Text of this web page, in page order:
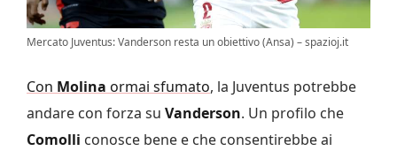
Mercato Juventus: Vanderson resta un obiettivo (Ansa) – spazioj.it
Con Molina ormai sfumato, la Juventus potrebbe
andare con forza su Vanderson. Un profilo che
Comolli conosce bene e che consentirebbe ai